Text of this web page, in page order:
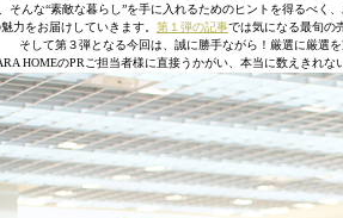
そんな“素敵な暮らし”を手に入れるためのヒントを得るべく
力をお届けしていきます。 第１弾の記事では気になる最旬の
そして第３弾となる今回は、誠に勝手ながら！厳選に厳選
HOMEのPRご担当者様に直接うかがい、本当に数えきれ